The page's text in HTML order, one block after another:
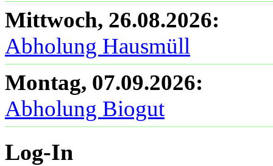
Mittwoch, 26.08.2026:
Abholung Hausmüll
Montag, 07.09.2026:
Abholung Biogut
Log-In